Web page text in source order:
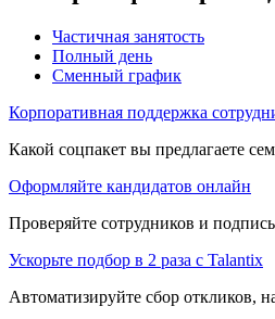
Частичная занятость
Полный день
Сменный график
Корпоративная поддержка
Какой соцпакет вы предлагаете
Оформляйте кандидатов онлайн
Проверяйте сотрудников и
Ускорьте подбор в 2 раза с Talantix
Автоматизируйте сбор откликов,